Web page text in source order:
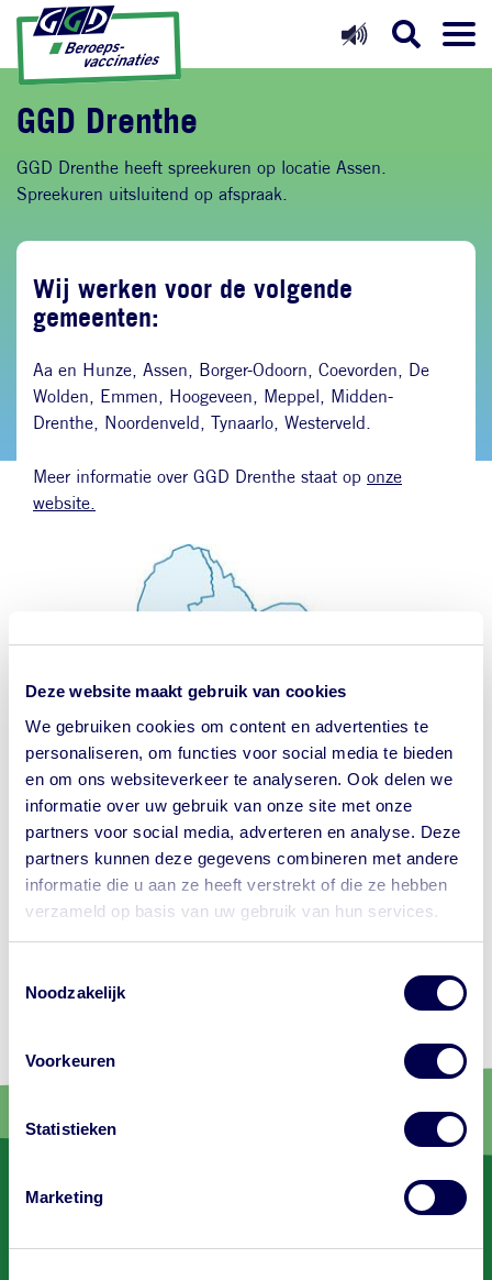
Deze website maakt gebruik van cookies
We gebruiken cookies om content en advertenties te
personaliseren, om functies voor social media te bieden
en om ons websiteverkeer te analyseren. Ook delen we
informatie over uw gebruik van onze site met onze
partners voor social media, adverteren en analyse. Deze
partners kunnen deze gegevens combineren met andere
informatie die u aan ze heeft verstrekt of die ze hebben
verzameld op basis van uw gebruik van hun services.
Noodzakelijk
Voorkeuren
Statistieken
Marketing
Direct naar inhoud
Direct naar hoofdnavigatie
Direct naar zoekfunctie
GGD Drenthe
GGD Drenthe heeft spreekuren op locatie Assen.
Spreekuren uitsluitend op afspraak.
Wij werken voor de volgende
gemeenten:
Aa en Hunze, Assen, Borger-Odoorn, Coevorden, De
Wolden, Emmen, Hoogeveen, Meppel, Midden-
Drenthe, Noordenveld, Tynaarlo, Westerveld.
Meer informatie over GGD Drenthe staat op onze
website.